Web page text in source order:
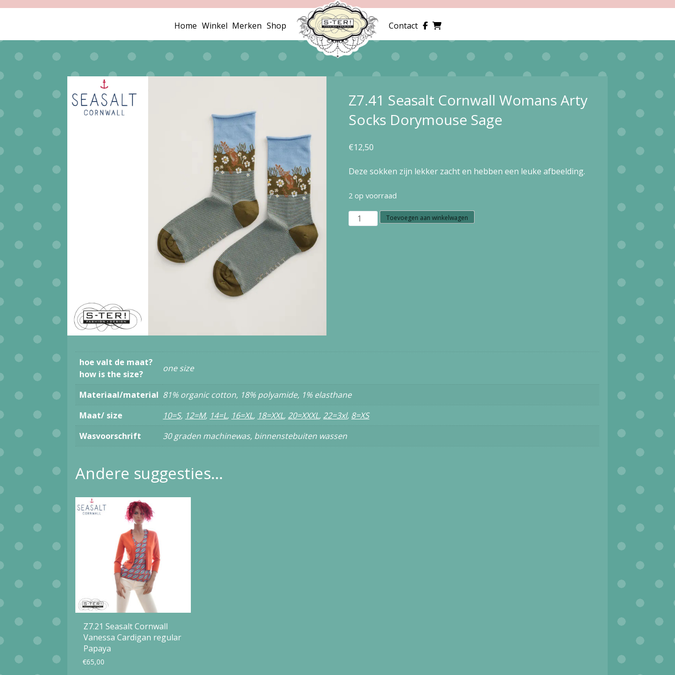
Home Winkel Merken Shop Contact
Z7.41 Seasalt Cornwall Womans Arty
Socks Dorymouse Sage
€12,50
Deze sokken zijn lekker zacht en hebben een leuke afbeelding.
2 op voorraad
Z7.41
Toevoegen aan winkelwagen
hoe valt de maat?
how is the size?
one size
Materiaal/material 81% organic cotton, 18% polyamide, 1% elasthane
Maat/ size
10=S, 12=M, 14=L, 16=XL, 18=XXL, 20=XXXL, 22=3xl, 8=XS
Wasvoorschrift
30 graden machinewas, binnenstebuiten wassen
Andere suggesties…
Z7.21 Seasalt Cornwall
Vanessa Cardigan regular
Papaya
€65,00